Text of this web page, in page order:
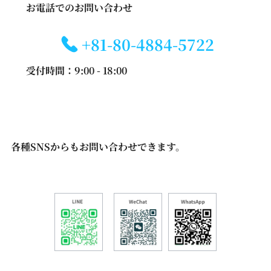
お電話でのお問い合わせ
+81-80-4884-5722
受付時間：9:00 - 18:00
各種SNSからもお問い合わせできます。